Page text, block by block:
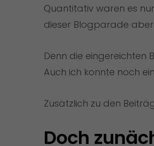
Quantitativ waren es
dieser Blogparade
Denn die eingereichten
Auch ich konnte noch
Zusätzlich zu den